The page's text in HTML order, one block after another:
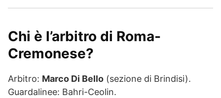
Chi è l’arbitro di Roma-
Cremonese?
Arbitro: Marco Di Bello (sezione di Brindisi).
Guardalinee: Bahri-Ceolin.